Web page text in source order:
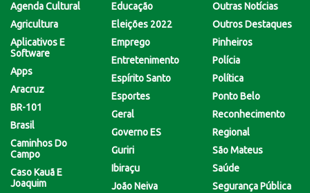
Agenda Cultural
Agricultura
Aplicativos E
Software
Apps
Aracruz
BR-101
Brasil
Caminhos Do
Campo
Caso Kauã E
Joaquim
Educação
Eleições 2022
Emprego
Entretenimento
Espírito Santo
Esportes
Geral
Governo ES
Guriri
Ibiraçu
João Neiva
Outras Notícias
Outros Destaques
Pinheiros
Polícia
Política
Ponto Belo
Reconhecimento
Regional
São Mateus
Saúde
Segurança Pública